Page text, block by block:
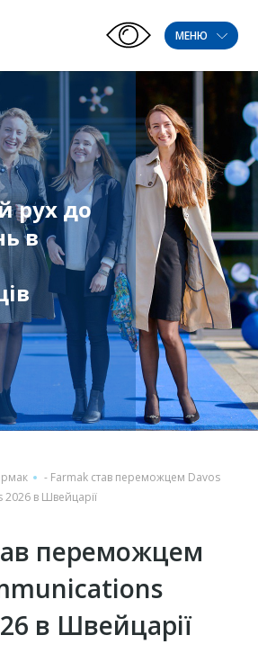
МЕНЮ
рух до
в
- Farmak став переможцем Davos
в Швейцарії
переможцем
в Швейцарії